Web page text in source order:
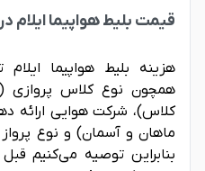
قیمت بلیط هواپیما ایلام در
هزینه بلیط هواپیما
همچون نوع کلاس پروازی
کلاس)، شرکت هوایی ارائه
ماهان و آسمان) و نوع
بنابراین توصیه می‌کنیم